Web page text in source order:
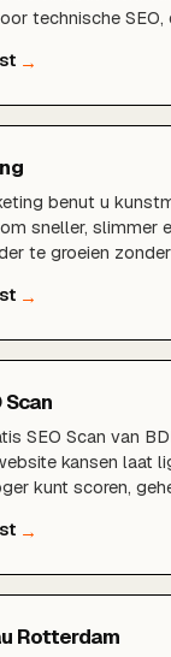
technische SEO,
en lokale content
benut u
sneller, slimmer
te groeien
Scan
SEO Scan van
kansen laat
kunt scoren,
Rotterdam